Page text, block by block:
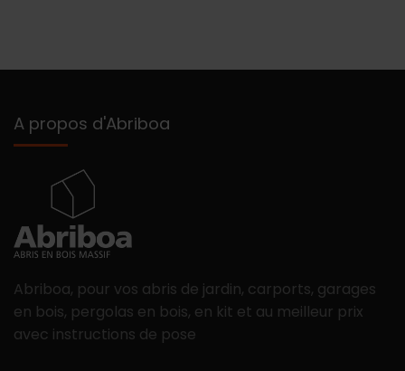
A propos d'Abriboa
Abriboa, pour vos abris de jardin, carports, garages
en bois, pergolas en bois, en kit et au meilleur prix
avec instructions de pose